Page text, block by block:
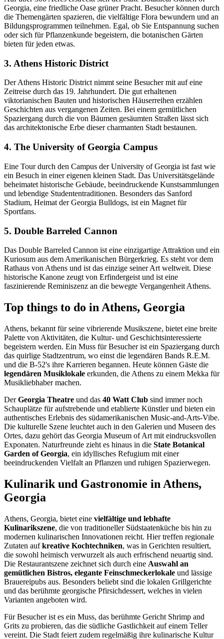
Georgia, eine friedliche Oase grüner Pracht. Besucher können durch
die Themengärten spazieren, die vielfältige Flora bewundern und an
Bildungsprogrammen teilnehmen. Egal, ob Sie Entspannung suchen
oder sich für Pflanzenkunde begeistern, die botanischen Gärten
bieten für jeden etwas.
3. Athens Historic District
Der Athens Historic District nimmt seine Besucher mit auf eine
Zeitreise durch das 19. Jahrhundert. Die gut erhaltenen
viktorianischen Bauten und historischen Häuserreihen erzählen
Geschichten aus vergangenen Zeiten. Bei einem gemütlichen
Spaziergang durch die von Bäumen gesäumten Straßen lässt sich
das architektonische Erbe dieser charmanten Stadt bestaunen.
4. The University of Georgia Campus
Eine Tour durch den Campus der University of Georgia ist fast wie
ein Besuch in einer eigenen kleinen Stadt. Das Universitätsgelände
beheimatet historische Gebäude, beeindruckende Kunstsammlungen
und lebendige Studententraditionen. Besonders das Sanford
Stadium, Heimat der Georgia Bulldogs, ist ein Magnet für
Sportfans.
5. Double Barreled Cannon
Das Double Barreled Cannon ist eine einzigartige Attraktion und ein
Kuriosum aus dem Amerikanischen Bürgerkrieg. Es steht vor dem
Rathaus von Athens und ist das einzige seiner Art weltweit. Diese
historische Kanone zeugt von Erfindergeist und ist eine
faszinierende Reminiszenz an die bewegte Vergangenheit Athens.
Top things to do in Athens, Georgia
Athens, bekannt für seine vibrierende Musikszene, bietet eine breite
Palette von Aktivitäten, die Kultur- und Geschichtsinteressierte
begeistern werden. Ein Muss für Besucher ist ein Spaziergang durch
das quirlige Stadtzentrum, wo einst die legendären Bands R.E.M.
und die B-52's ihre Karrieren begannen. Heute können Gäste die
legendären Musiklokale erkunden, die Athens zu einem Mekka für
Musikliebhaber machen.
DerGeorgia Theatre und das 40 Watt Club sind immer noch
Schauplätze für aufstrebende und etablierte Künstler und bieten ein
authentisches Erlebnis des südamerikanischen Music-and-Arts-Vibe.
Die kulturelle Szene leuchtet auch in den Galerien und Museen des
Ortes, dazu gehört das Georgia Museum of Art mit eindrucksvollen
Exponaten. Naturfreunde zieht es hinaus in die State Botanical
Garden of Georgia, ein idyllisches Refugium mit einer
beeindruckenden Vielfalt an Pflanzen und ruhigen Spazierwegen.
Kulinarik und Gastronomie in Athens,
Georgia
Athens, Georgia, bietet eine vielfältige und lebhafte
Kulinarikszene, die von traditioneller Südstaatenküche bis hin zu
modernen kulinarischen Innovationen reicht. Hier treffen regionale
Zutaten aufkreative Kochtechniken, was in Gerichten resultiert,
die sowohl heimisch verwurzelt als auch erfrischend neuartig sind.
Die Restaurantszene zeichnet sich durch eine Auswahl an
gemütlichen Bistros, elegante Feinschmeckerlokale und lässige
Brauereipubs aus. Besonders beliebt sind die lokalen Grillgerichte
und das berühmte georgische Pfirsichdessert, welches in vielen
Varianten angeboten wird.
Für Besucher ist es ein Muss, das berühmte Gericht Shrimp and
Grits zu probieren, das die südliche Gastlichkeit auf einem Teller
vereint. Die Stadt feiert zudem regelmäßig ihre kulinarische Kultur